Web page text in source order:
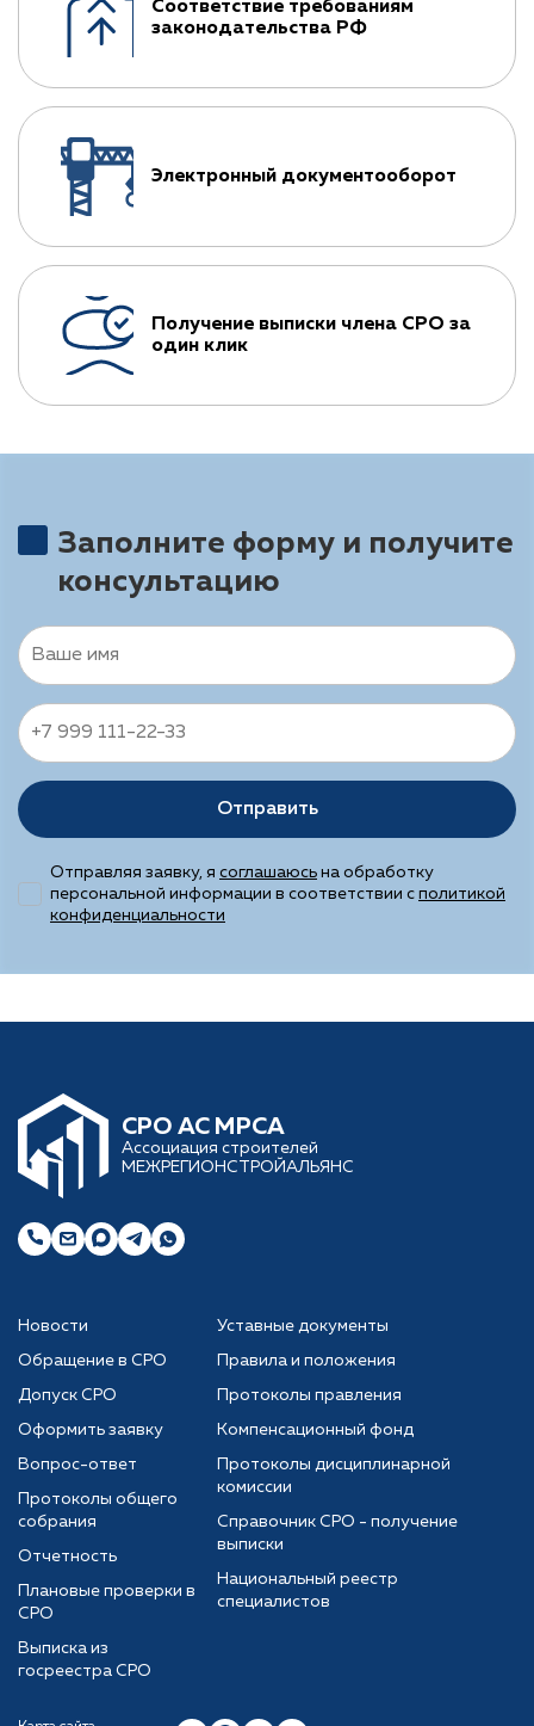
Соответствие требованиям
законодательства РФ
Электронный документооборот
Получение выписки члена СРО за
один клик
Заполните форму и получите
консультацию
Отправить
Отправляя заявку, я соглашаюсь на обработку
персональной информации в соответствии с политикой
конфиденциальности
CРО АС МРСА
Ассоциация строителей
МЕЖРЕГИОНСТРОЙАЛЬЯНС
Новости
Обращение в СРО
Допуск СРО
Оформить заявку
Вопрос-ответ
Уставные документы
Правила и положения
Протоколы правления
Компенсационный фонд
Протоколы дисциплинарной
комиссии
Протоколы общего
собрания
Отчетность
Плановые проверки в
СРО
Выписка из
госреестра СРО
Справочник СРО - получение
выписки
Национальный реестр
специалистов